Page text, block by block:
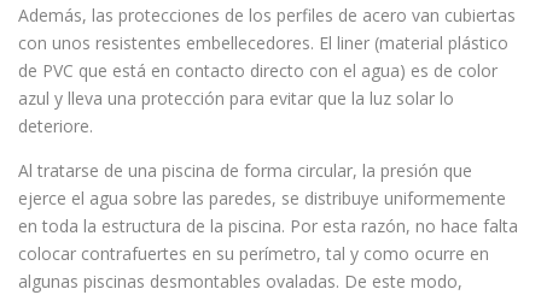
Además, las protecciones de los perfiles de acero van cubiertas
con unos resistentes embellecedores. El liner (material plástico
de PVC que está en contacto directo con el agua) es de color
azul y lleva una protección para evitar que la luz solar lo
deteriore.
Al tratarse de una piscina de forma circular, la presión que
ejerce el agua sobre las paredes, se distribuye uniformemente
en toda la estructura de la piscina. Por esta razón, no hace falta
colocar contrafuertes en su perímetro, tal y como ocurre en
algunas piscinas desmontables ovaladas. De este modo,